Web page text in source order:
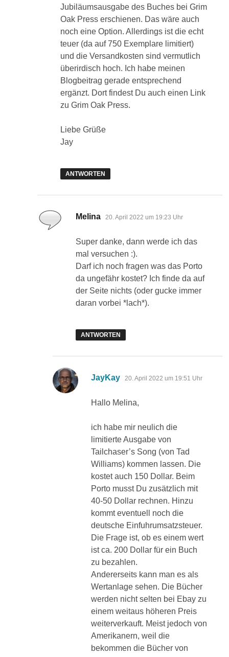
Jubiläumsausgabe des Buches bei Grim
Oak Press erschienen. Das wäre auch
noch eine Option. Allerdings ist die echt
teuer (da auf 750 Exemplare limitiert)
und die Versandkosten sind vermutlich
überirdisch hoch. Ich habe meinen
Blogbeitrag gerade entsprechend
ergänzt. Dort findest Du auch einen Link
zu Grim Oak Press.
Liebe Grüße
Jay
ANTWORTEN
Melina sagt:
20. April 2022 um 19:23 Uhr
Super danke, dann werde ich das
mal versuchen :).
Darf ich noch fragen was das Porto
da ungefähr kostet? Ich finde da auf
der Seite nichts (oder gucke immer
daran vorbei *lach*).
ANTWORTEN
JayKay sagt:
20. April 2022 um 19:51 Uhr
Hallo Melina,
ich habe mir neulich die
limitierte Ausgabe von
Tailchaser’s Song (von Tad
Williams) kommen lassen. Die
kostet auch 150 Dollar. Beim
Porto musst Du zusätzlich mit
40-50 Dollar rechnen. Hinzu
kommt eventuell noch die
deutsche Einfuhrumsatzsteuer.
Die Frage ist, ob es einem wert
ist ca. 200 Dollar für ein Buch
zu bezahlen.
Andererseits kann man es als
Wertanlage sehen. Die Bücher
werden nicht selten bei Ebay zu
einem weitaus höheren Preis
weiterverkauft. Meist jedoch von
Amerikanern, weil die
bekommen die Bücher von